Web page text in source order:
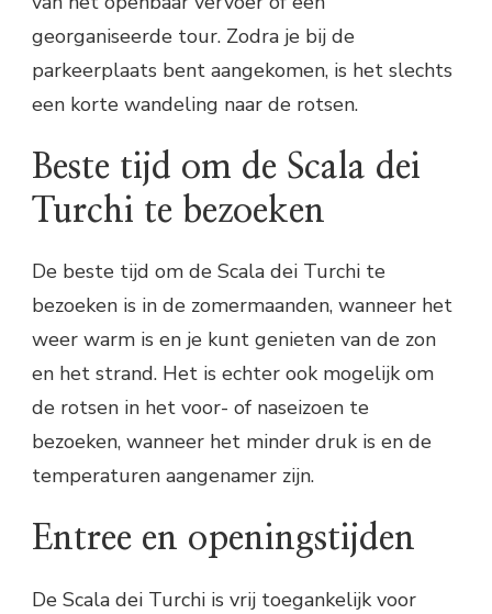
georganiseerde tour. Zodra je bij de
parkeerplaats bent aangekomen, is het slechts
een korte wandeling naar de rotsen.
Beste tijd om de Scala dei
Turchi te bezoeken
De beste tijd om de Scala dei Turchi te
bezoeken is in de zomermaanden, wanneer het
weer warm is en je kunt genieten van de zon
en het strand. Het is echter ook mogelijk om
de rotsen in het voor- of naseizoen te
bezoeken, wanneer het minder druk is en de
temperaturen aangenamer zijn.
Entree en openingstijden
De Scala dei Turchi is vrij toegankelijk voor